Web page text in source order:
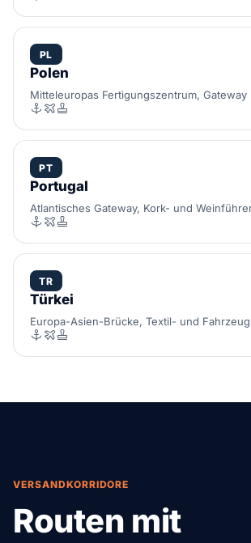
PL
Polen
Mitteleuropas Fertigungszentrum, Gateway
PT
Portugal
Atlantisches Gateway, Kork- und
TR
Türkei
Europa-Asien-Brücke, Textil- und
VERSANDKORRIDORE
Routen mit